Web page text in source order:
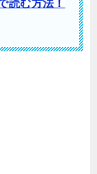
読む方法！